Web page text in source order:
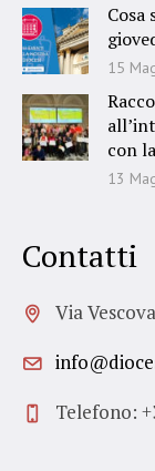
Cosa
15
con
13
Contatti
Via
Telefono: